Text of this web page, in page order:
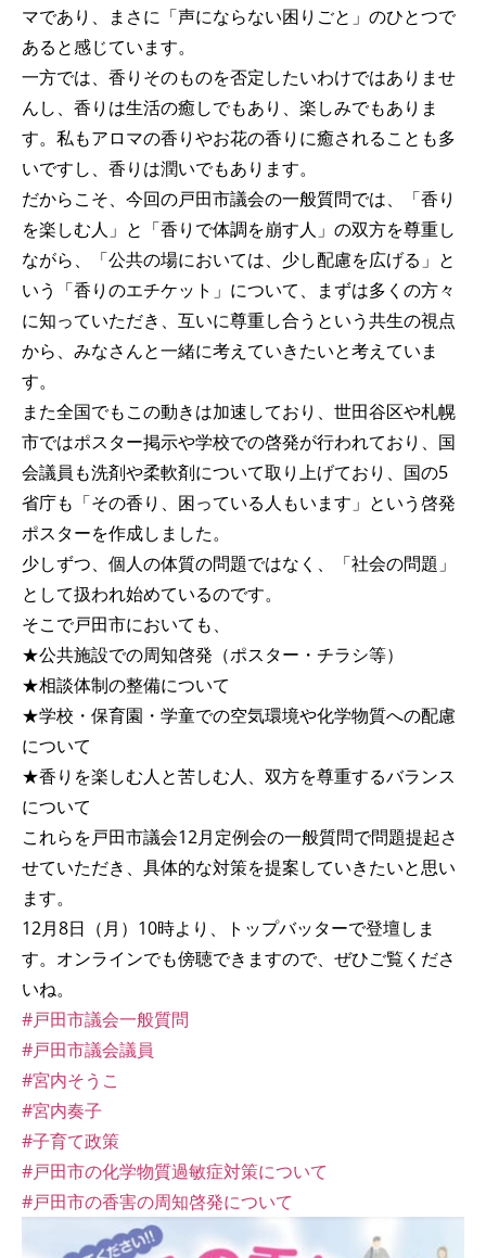
マであり、まさに「声にならない困りごと」のひとつで
あると感じています。
一方では、香りそのものを否定したいわけではありませ
んし、香りは生活の癒しでもあり、楽しみでもありま
す。私もアロマの香りやお花の香りに癒されることも多
いですし、香りは潤いでもあります。
だからこそ、今回の戸田市議会の一般質問では、「香り
を楽しむ人」と「香りで体調を崩す人」の双方を尊重し
ながら、「公共の場においては、少し配慮を広げる」と
いう「香りのエチケット」について、まずは多くの方々
に知っていただき、互いに尊重し合うという共生の視点
から、みなさんと一緒に考えていきたいと考えていま
す。
また全国でもこの動きは加速しており、世田谷区や札幌
市ではポスター掲示や学校での啓発が行われており、国
会議員も洗剤や柔軟剤について取り上げており、国の5
省庁も「その香り、困っている人もいます」という啓発
ポスターを作成しました。
少しずつ、個人の体質の問題ではなく、「社会の問題」
として扱われ始めているのです。
そこで戸田市においても、
★公共施設での周知啓発（ポスター・チラシ等）
★相談体制の整備について
★学校・保育園・学童での空気環境や化学物質への配慮
について
★香りを楽しむ人と苦しむ人、双方を尊重するバランス
について
これらを戸田市議会12月定例会の一般質問で問題提起さ
せていただき、具体的な対策を提案していきたいと思い
ます。
12月8日（月）10時より、トップバッターで登壇しま
す。オンラインでも傍聴できますので、ぜひご覧くださ
いね。
#戸田市議会一般質問
#戸田市議会議員
#宮内そうこ
#宮内奏子
#子育て政策
#戸田市の化学物質過敏症対策について
#戸田市の香害の周知啓発について